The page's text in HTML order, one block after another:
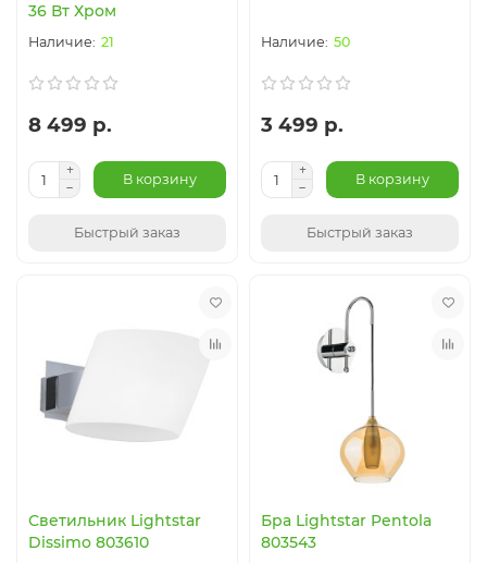
36 Вт Хром
21
8 499 р.
В корзину
Быстрый заказ
50
3 499 р.
В корзину
Быстрый заказ
Светильник Lightstar
Dissimo 803610
Бра Lightstar Pentola
803543